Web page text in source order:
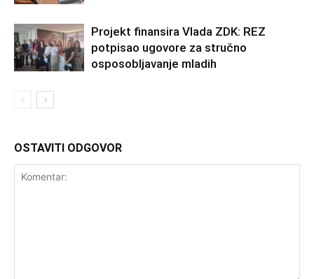
Projekt finansira Vlada ZDK: REZ
potpisao ugovore za stručno
osposobljavanje mladih
OSTAVITI ODGOVOR